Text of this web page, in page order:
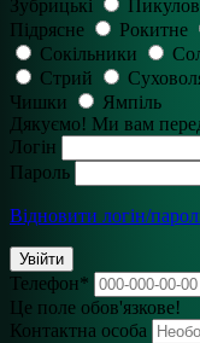
Зубрицькі
Підрясне
Рокитне
Сокільники
Стрий
Чишки
Ямпіль
Дякуємо! Ми вам
Логін
Пароль
Відновити логін/
Увійти
Телефон*
Це поле обов'язкове!
Контактна особа